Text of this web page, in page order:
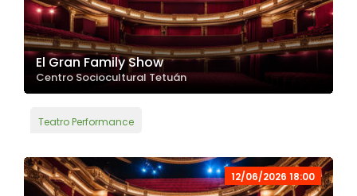
El Gran Family Show
Centro Sociocultural Tetuán
Teatro Performance
12/06/2026 18:00